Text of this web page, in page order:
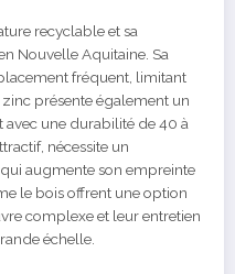
recyclable et sa
Nouvelle Aquitaine. Sa
fréquent, limitant
présente également un
une durabilité de 40 à
nécessite un
augmente son empreinte
le bois offrent une option
complexe et leur entretien
échelle.